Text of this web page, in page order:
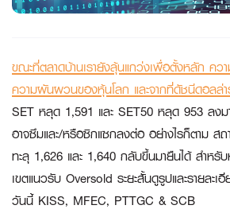
ขณะที่ตลาดบ้านเรายังลุ้นแกว่งเพื่อตั้งหลัก คว
ความผันผวนของหุ้นโลก และจากที่ดัชนีดอลล่า
SET หลุด 1,591 และ SET50 หลุด 953 ล
อาจซึมและ/หรือซิกแซกลงต่อ อย่างไรก็ตาม ส
ทะลุ 1,626 และ 1,640 กลับขึ้นมายืนได้ สำหรั
เขตแนวรับ Oversold ระยะสั้นดูรูปและรายละเ
วันนี้ KISS, MFEC, PTTGC & SCB